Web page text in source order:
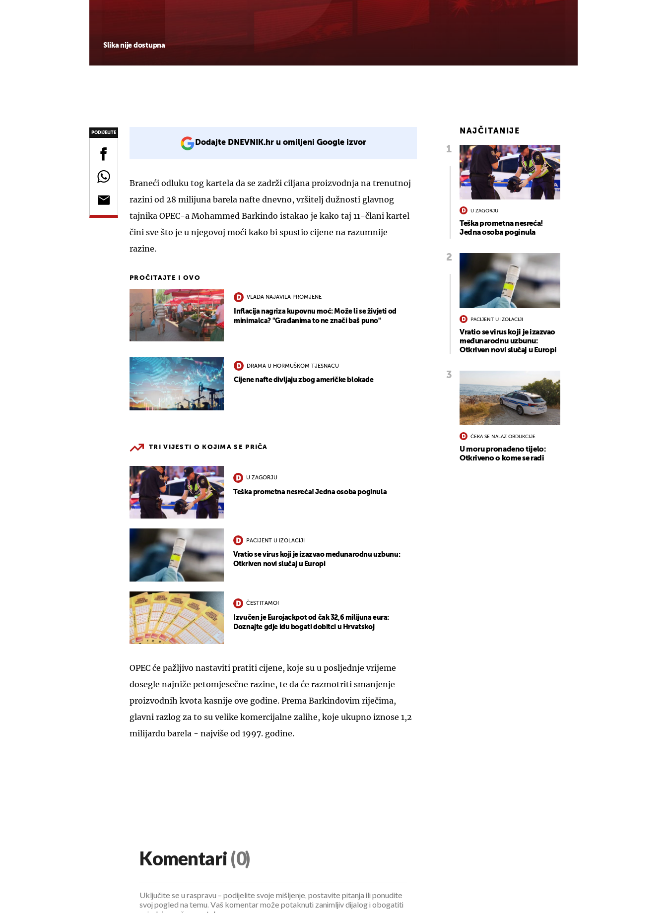
Slika nije dostupna
PODIJELITE
Dodajte DNEVNIK.hr u omiljeni Google izvor
Braneći odluku tog kartela da se zadrži ciljana proizvodnja na trenutnoj
razini od 28 milijuna barela nafte dnevno, vršitelj dužnosti glavnog
tajnika OPEC-a Mohammed Barkindo istakao je kako taj 11-člani kartel
čini sve što je u njegovoj moći kako bi spustio cijene na razumnije
razine.
PROČITAJTE I OVO
VLADA NAJAVILA PROMJENE
Inflacija nagriza kupovnu moć: Može li se živjeti od
minimalca? "Građanima to ne znači baš puno"
DRAMA U HORMUŠKOM TJESNACU
Cijene nafte divljaju zbog američke blokade
TRI VIJESTI O KOJIMA SE PRIČA
U ZAGORJU
Teška prometna nesreća! Jedna osoba poginula
PACIJENT U IZOLACIJI
Vratio se virus koji je izazvao međunarodnu uzbunu:
Otkriven novi slučaj u Europi
ČESTITAMO!
Izvučen je Eurojackpot od čak 32,6 milijuna eura:
Doznajte gdje idu bogati dobitci u Hrvatskoj
OPEC će pažljivo nastaviti pratiti cijene, koje su u posljednje vrijeme
dosegle najniže petomjesečne razine, te da će razmotriti smanjenje
proizvodnih kvota kasnije ove godine. Prema Barkindovim riječima,
glavni razlog za to su velike komercijalne zalihe, koje ukupno iznose 1,2
milijardu barela - najviše od 1997. godine.
NAJČITANIJE
U ZAGORJU
Teška prometna nesreća!
Jedna osoba poginula
PACIJENT U IZOLACIJI
Vratio se virus koji je izazvao
međunarodnu uzbunu:
Otkriven novi slučaj u Europi
ČEKA SE NALAZ OBDUKCIJE
U moru pronađeno tijelo:
Otkriveno o kome se radi
Komentari (0)
Uključite se u raspravu – podijelite svoje mišljenje, postavite pitanja ili ponudite
svoj pogled na temu. Vaš komentar može potaknuti zanimljiv dijalog i obogatiti